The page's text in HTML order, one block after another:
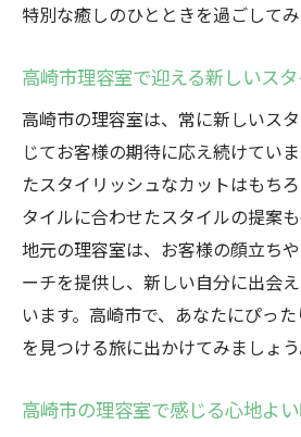
心地よさの追求高崎市理容室
高崎市の理容室が提供す
高崎市理容室の徹底され
高崎市の理容室で味わう
高崎市理容室が大切にす
高崎市の理容室での心地
理容室がもたらす高崎市での
高崎市理容室で実現する
高崎市の理容室で叶える
ル
特別な癒しのひとときを過ごしてみ
高崎市理容室で迎える新しいス
高崎市の理容室は、常に新しいス
じてお客様の期待に応え続けてい
たスタイリッシュなカットはもち
タイルに合わせたスタイルの提案も
地元の理容室は、お客様の顔立ち
ーチを提供し、新しい自分に出会
います。高崎市で、あなたにぴっ
を見つける旅に出かけてみましょう
高崎市の理容室で感じる心地よ